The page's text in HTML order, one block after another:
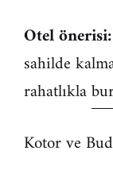
Otel önerisi:
sahilde
rahatlıkla
Kotor ve